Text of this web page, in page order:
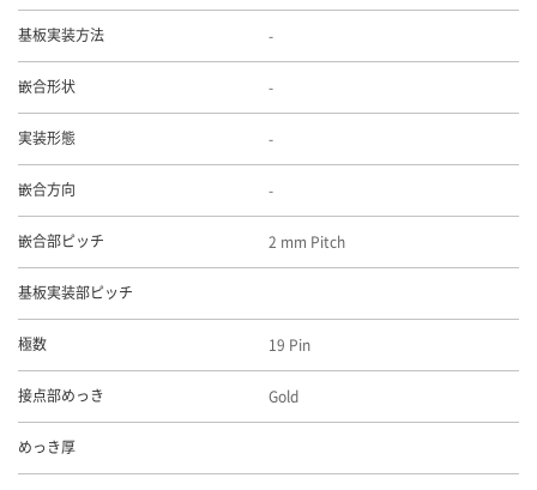
基板実装方法 -
嵌合形状 -
実装形態 -
嵌合方向 -
嵌合部ピッチ 2 mm Pitch
基板実装部ピッチ
極数 19 Pin
接点部めっき Gold
めっき厚